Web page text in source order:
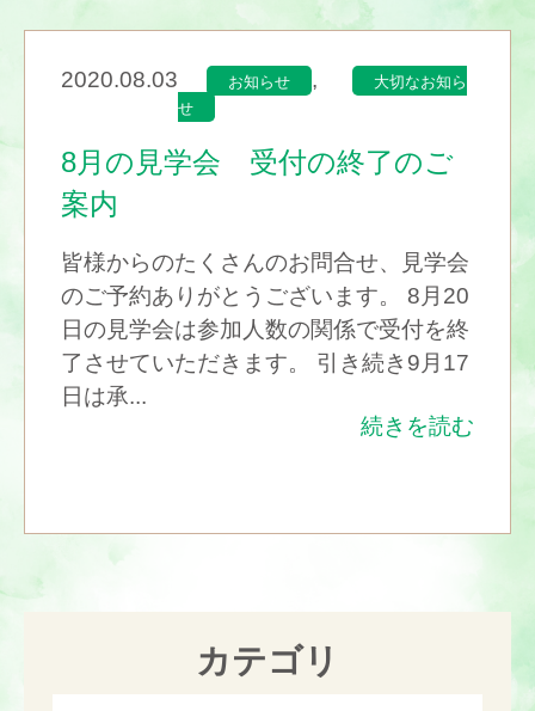
2020.08.03 お知らせ ,
大切なお知ら
せ
8月の見学会 受付の終了のご
案内
皆様からのたくさんのお問合せ、見学会
のご予約ありがとうございます。 8月20
日の見学会は参加人数の関係で受付を終
了させていただきます。 引き続き9月17
日は承...
続きを読む
カテゴリ